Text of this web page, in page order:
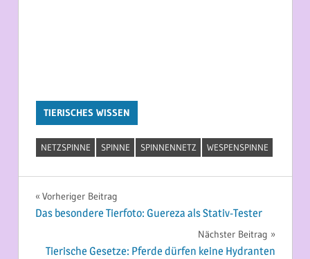
TIERISCHES WISSEN
NETZSPINNE SPINNE SPINNENNETZ WESPENSPINNE
Beitragsnavigation
Vorheriger Beitrag
Das besondere Tierfoto: Guereza als Stativ-Tester
Nächster Beitrag
Tierische Gesetze: Pferde dürfen keine Hydranten